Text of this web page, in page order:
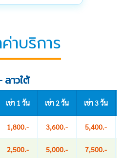
าบริการ
ลาวใต้
เช่า 1 วัน เช่า 2 วัน เช่า 3 วัน
1,800.- 3,600.- 5,400.-
2,500.- 5,000.- 7,500.-